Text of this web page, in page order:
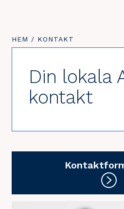
DU
ÄR
HEM / DU
ÄR
KONTAKT
Din lokala
kontakt